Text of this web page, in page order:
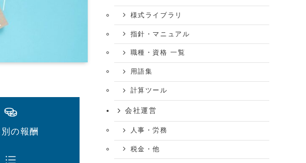
の報酬
様式ライブラリ
指針・マニュアル
職種・資格 一覧
用語集
計算ツール
会社運営
人事・労務
税金・他